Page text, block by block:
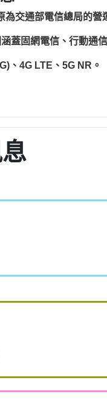
交通部電信總局的營
蓋固網電信、行動通
、4G LTE、5G NR。